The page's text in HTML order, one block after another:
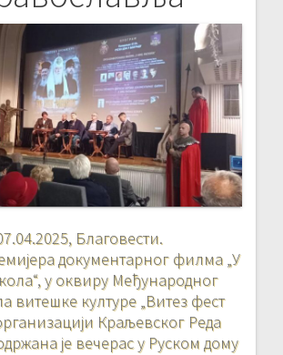
Благовести.
документарног филма „У
у оквиру Међународног
витешке културе „Витез фест
Краљевског Реда
је вечерас у Руском дому